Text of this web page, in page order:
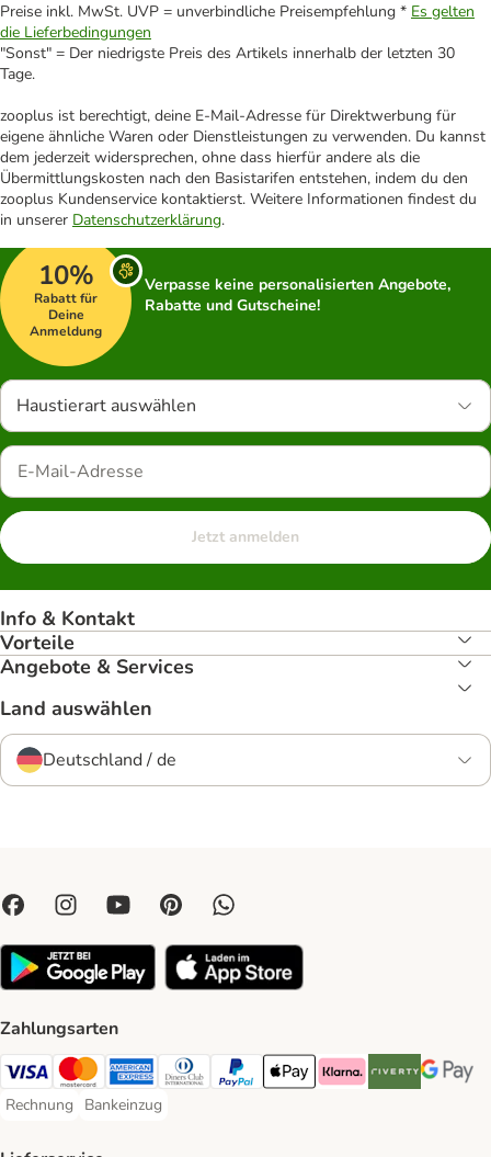
Preise inkl. MwSt. UVP = unverbindliche Preisempfehlung * Es gelten
die Lieferbedingungen
"Sonst" = Der niedrigste Preis des Artikels innerhalb der letzten 30
Tage.
zooplus ist berechtigt, deine E-Mail-Adresse für Direktwerbung für
eigene ähnliche Waren oder Dienstleistungen zu verwenden. Du kannst
dem jederzeit widersprechen, ohne dass hierfür andere als die
Übermittlungskosten nach den Basistarifen entstehen, indem du den
zooplus Kundenservice kontaktierst. Weitere Informationen findest du
in unserer Datenschutzerklärung.
10%
Rabatt für
Deine
Anmeldung
Verpasse keine personalisierten Angebote,
Rabatte und Gutscheine!
Haustierart auswählen
Jetzt anmelden
Info & Kontakt
Vorteile
Angebote & Services
Land auswählen
Deutschland / de
Zahlungsarten
Visa Payment Method
Mastercard Payment Method
American Express Payment Method
Diners Club Payment Method
PayPal Payment Method
Apple Pay Payment Method
Klarna Payment Method
Riverty Payment
Google
Rechnung
Rechnung Payment Method
Bankeinzug
Bankeinzug Payment Method